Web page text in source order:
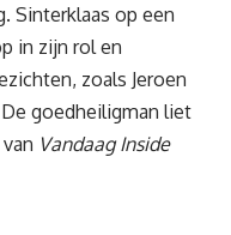
Sinterklaas op een
in zijn rol en
zoals Jeroen
goedheiligman liet
Vandaag Inside